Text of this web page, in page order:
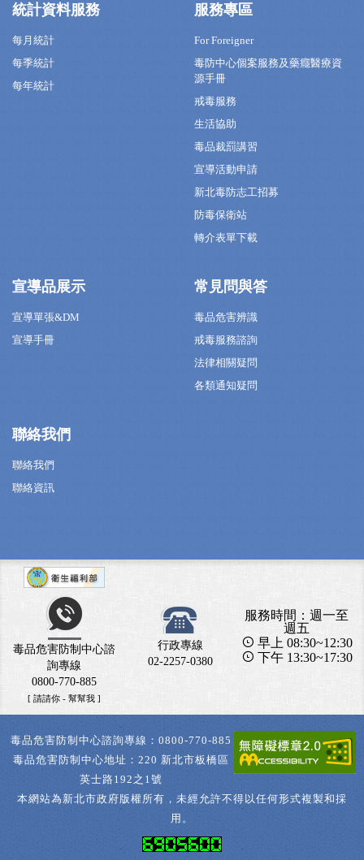
統計資料服務
每月統計
每季統計
每年統計
服務專區
For Foreigner
毒防中心個案服務及藥癮醫療資
源手冊
戒毒服務
生活協助
毒品裁罰講習
宣導活動申請
新北毒防志工招募
防毒保衛站
轉介表單下載
宣導品展示
宣導單張&DM
宣導手冊
常見問與答
毒品危害辨識
戒毒服務諮詢
法律相關疑問
各類通知疑問
聯絡我們
聯絡我們
聯絡資訊
毒品危害防制中心諮
詢專線
0800-770-885
[ 請請你 - 幫幫我 ]
行政專線
02-2257-0380
服務時間：週一至
週五
早上 08:30~12:30
下午 13:30~17:30
毒品危害防制中心諮詢專線：0800-770-885
毒品危害防制中心地址：220 新北市板橋區
英士路192之1號
本網站為新北市政府版權所有，未經允許不得以任何形式複製和採
用。